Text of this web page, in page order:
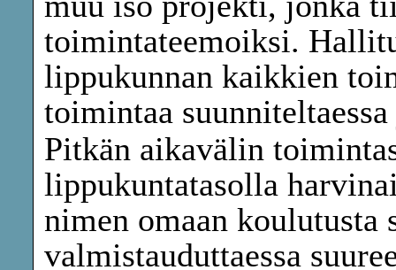
toimintateemoiksi.
lippukunnan kaikkien
toimintaa
Pitkän aikavälin
lippukuntatasolla
nimen omaan koulutusta
valmistauduttaessa